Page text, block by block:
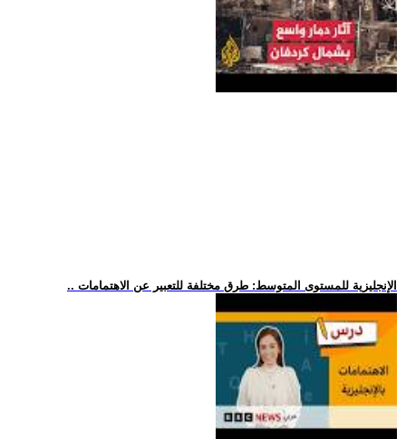
.. الإنجليزية للمستوى المتوسط: طرق مختلفة للتعبير عن الاهتمامات